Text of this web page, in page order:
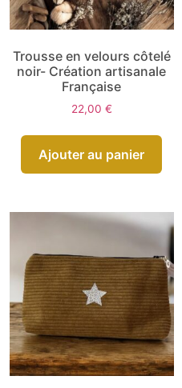
Trousse en velours côtelé
noir- Création artisanale
Française
22,00 €
Ajouter au panier